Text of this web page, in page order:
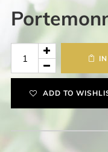
Portemonnaie
Menge
ADD TO